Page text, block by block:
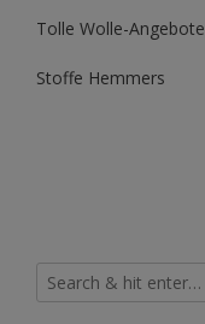
Tolle Wolle-
Stoffe Hemmers